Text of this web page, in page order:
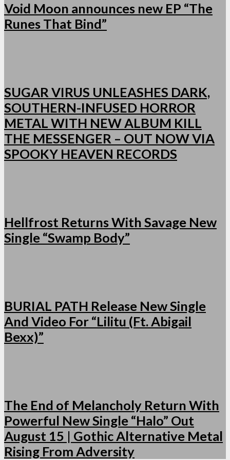
Void Moon announces new EP “The
Runes That Bind”
SUGAR VIRUS UNLEASHES DARK,
SOUTHERN-INFUSED HORROR
METAL WITH NEW ALBUM KILL
THE MESSENGER – OUT NOW VIA
SPOOKY HEAVEN RECORDS
Hellfrost Returns With Savage New
Single “Swamp Body”
BURIAL PATH Release New Single
And Video For “Lilitu (Ft. Abigail
Bexx)”
The End of Melancholy Return With
Powerful New Single “Halo” Out
August 15 | Gothic Alternative Metal
Rising From Adversity